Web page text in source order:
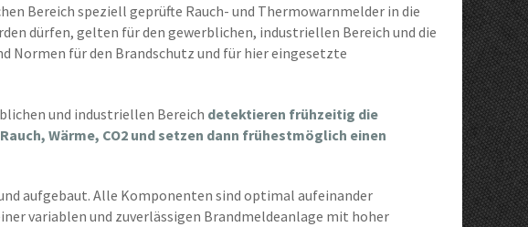
Bereich speziell geprüfte Rauch- und Thermowarnmelder in die
dürfen, gelten für den gewerblichen, industriellen Bereich und die
Normen für den Brandschutz und für hier eingesetzte
und industriellen Bereich detektieren frühzeitig die
Wärme, CO2 und setzen dann frühestmöglich einen
aufgebaut. Alle Komponenten sind optimal aufeinander
variablen und zuverlässigen Brandmeldeanlage mit hoher